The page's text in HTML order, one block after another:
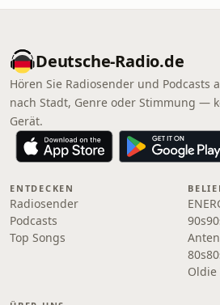
Deutsche-Radio.de
Hören Sie Radiosender und Podcasts
nach Stadt, Genre oder Stimmung —
Gerät.
ENTDECKEN
Radiosender
Podcasts
Top Songs
Oldie